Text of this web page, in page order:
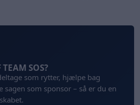
SOS?
som rytter, hjælpe bag
sagen som sponsor – så er du en